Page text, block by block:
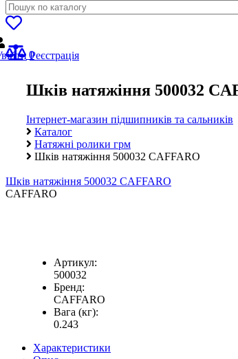
0
Реєстрація
Шків натяжіння 500032
Інтернет-магазин підшипників та сальників
Каталог
Натяжні ролики грм
Шків натяжіння 500032 CAFFARO
Шків натяжіння 500032 CAFFARO
CAFFARO
Артикул:
500032
Бренд:
CAFFARO
Вага (кг):
0.243
Характеристики